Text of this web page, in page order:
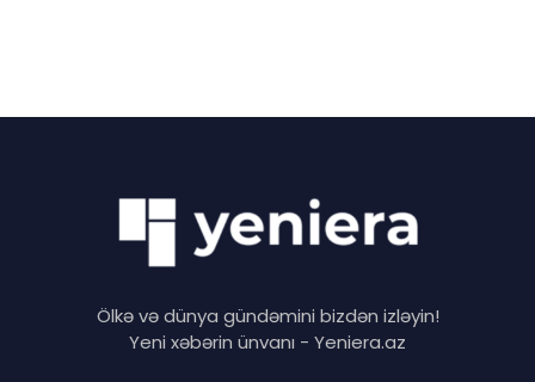
Ölkə və dünya gündəmini bizdən izləyin!
Yeni xəbərin ünvanı - Yeniera.az